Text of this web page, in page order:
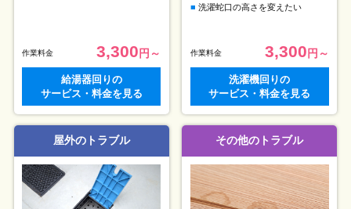
作業料金 3,300 円～
給湯器回りの
サービス・料金を見る
洗濯蛇口の高さを変えたい
作業料金 3,300 円～
洗濯機回りの
サービス・料金を見る
屋外のトラブル その他のトラブル